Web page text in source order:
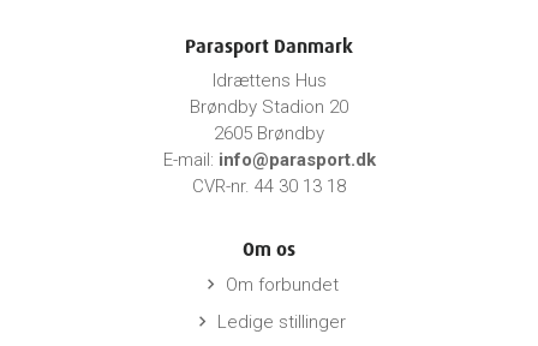
Parasport Danmark
Idrættens Hus
Brøndby Stadion 20
2605 Brøndby
E-mail: info@parasport.dk
CVR-nr. 44 30 13 18
Om os
keyboard_arrow_right Om forbundet
keyboard_arrow_right Ledige stillinger